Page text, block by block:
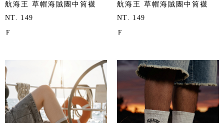
航海王 草帽海賊團中筒襪
NT. 149
F
航海王 草帽海賊團中筒襪
NT. 149
F